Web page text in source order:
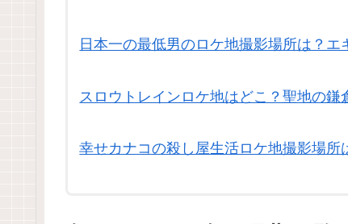
日本一の最低男のロケ地撮影場所は？
スロウトレインロケ地はどこ？聖地の鎌
幸せカナコの殺し屋生活ロケ地撮影場所